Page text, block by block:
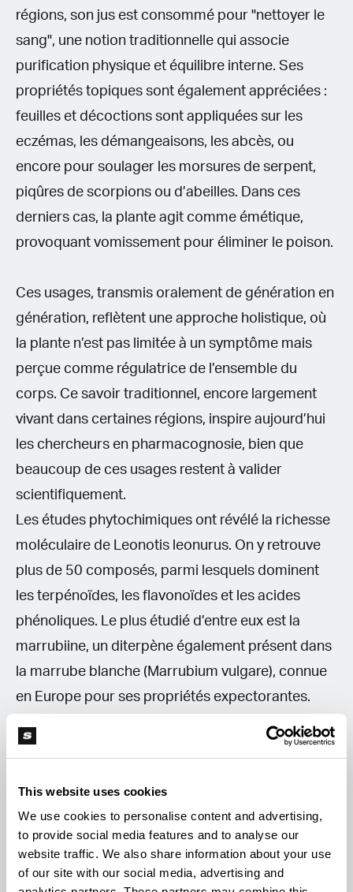
This website uses cookies
We use cookies to personalise content and advertising,
to provide social media features and to analyse our
website traffic. We also share information about your use
of our site with our social media, advertising and
régions, son jus est consommé pour "nettoyer le
sang", une notion traditionnelle qui associe
purification physique et équilibre interne. Ses
propriétés topiques sont également appréciées :
feuilles et décoctions sont appliquées sur les
eczémas, les démangeaisons, les abcès, ou
encore pour soulager les morsures de serpent,
piqûres de scorpions ou d’abeilles. Dans ces
derniers cas, la plante agit comme émétique,
provoquant vomissement pour éliminer le poison.
Ces usages, transmis oralement de génération en
génération, reflètent une approche holistique, où
la plante n’est pas limitée à un symptôme mais
perçue comme régulatrice de l’ensemble du
corps. Ce savoir traditionnel, encore largement
vivant dans certaines régions, inspire aujourd’hui
les chercheurs en pharmacognosie, bien que
beaucoup de ces usages restent à valider
scientifiquement.
Les études phytochimiques ont révélé la richesse
moléculaire de Leonotis leonurus. On y retrouve
plus de 50 composés, parmi lesquels dominent
les terpénoïdes, les flavonoïdes et les acides
phénoliques. Le plus étudié d’entre eux est la
marrubiine, un diterpène également présent dans
la marrube blanche (Marrubium vulgare), connue
en Europe pour ses propriétés expectorantes.
Chez la queue de lion, la marrubiine a montré des
propriétés antioxydantes, anti-inflammatoires, et
Cependant, un autre composé, plus controversé,
alimente les discussions autour de cette plante : la
léonurine. Ce nom revient souvent dans les textes